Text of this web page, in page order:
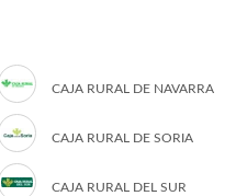
CAJA RURAL DE NAVARRA
CAJA RURAL DE SORIA
CAJA RURAL DEL SUR